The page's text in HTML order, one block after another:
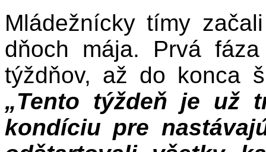
Mládežnícky tímy
dňoch mája. Prvá
týždňov, až do konca
„Tento týždeň je už
kondíciu pre